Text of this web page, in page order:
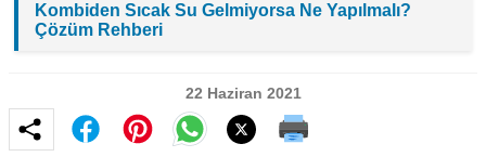
Kombiden Sıcak Su Gelmiyorsa Ne Yapılmalı?
Çözüm Rehberi
22 Haziran 2021